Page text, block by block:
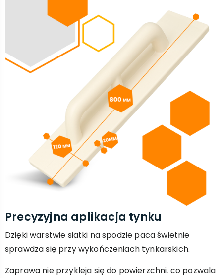
Precyzyjna aplikacja tynku
Dzięki warstwie siatki na spodzie paca świetnie
sprawdza się przy wykończeniach tynkarskich.
Zaprawa nie przykleja się do powierzchni, co pozwala